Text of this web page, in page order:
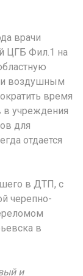
врачи
ЦГБ Фил.1 на
воздушным
время
в учреждения
для
отдается
в ДТП, с
черепно-
в
и